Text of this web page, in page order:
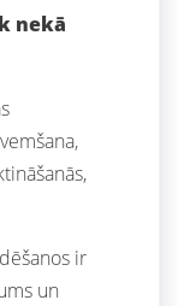
nekā
ir
un